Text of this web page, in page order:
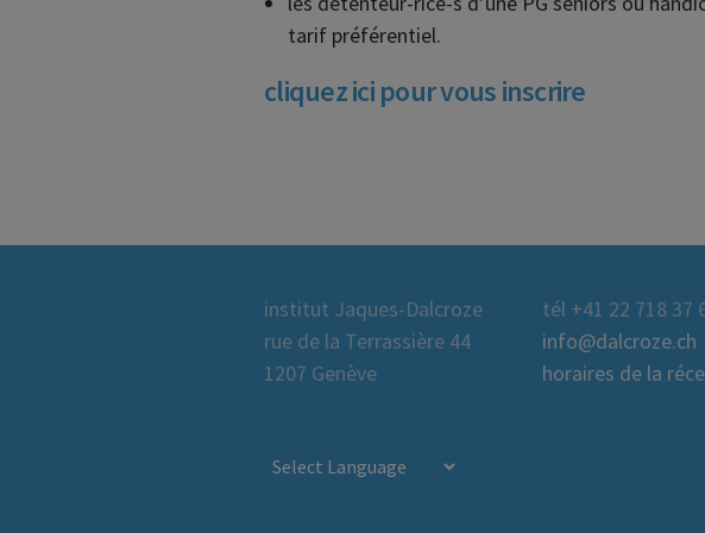
tarif préférentiel.
cliquez ici pour vous inscrire
institut Jaques-Dalcroze
rue de la Terrassière 44
1207 Genève
tél +41 22 718 37
info@dalcroze.ch
horaires de la